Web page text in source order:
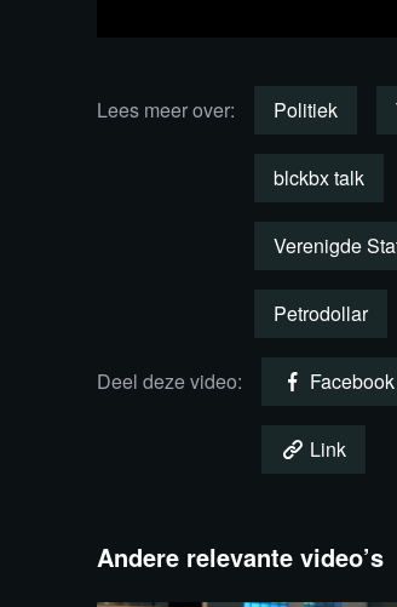
Arno Wellens is publicist
aan de UvA, werkte voor
samen met Jort KelderHet
Relevante bronnen
Arno Wellens
Lees meer over: Politiek
blckbx talk
Verenigde
Petrodollar
Deel deze video: Facebook
Link
Andere relevante video’s